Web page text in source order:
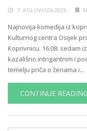
7. KOLOVOZA 2023.
Najnovija komedija iz
Kulturnog centra Osijek
Koprivnicu. 16.08. sedam
kazališno intrigantnim i
temelju priča o ženama i...
CONTINUE